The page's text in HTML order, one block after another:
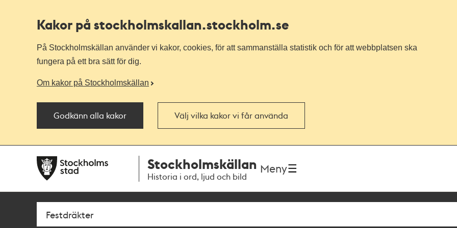
Kakor på stockholmskallan.stockholm.se
På Stockholmskällan använder vi kakor, cookies, för att sammanställa statistik och för att webbplatsen ska
fungera på ett bra sätt för dig.
Om kakor på Stockholmskällan
Godkänn alla kakor Välj vilka kakor vi får använda
navigationen
huvudinnehållet
Stockholmskällan
Historia i ord, ljud och bild
Meny
Sök